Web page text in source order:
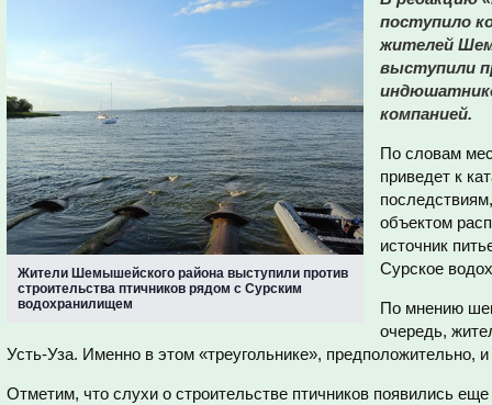
Жители Шемышейского района выступили против
строительства птичников рядом с Сурским
водохранилищем
поступило
жителей
выступили
компанией.
По словам
приведет к
объектом
источник
Сурское
По мнению
очередь,
Усть-Уза. Именно в этом «треугольнике», предположительно,
Отметим, что слухи о строительстве птичников появились